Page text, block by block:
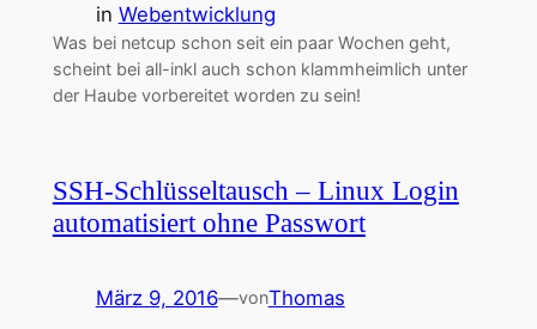
in Webentwicklung
Was bei netcup schon seit ein paar Wochen geht,
scheint bei all-inkl auch schon klammheimlich unter
der Haube vorbereitet worden zu sein!
SSH-Schlüsseltausch – Linux Login
automatisiert ohne Passwort
März 9, 2016—vonThomas